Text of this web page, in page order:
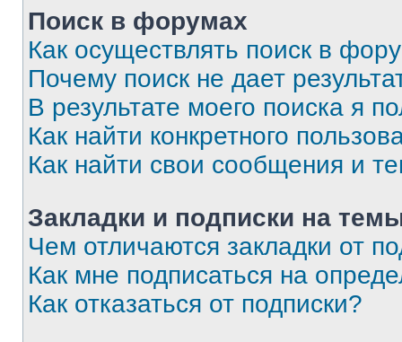
Поиск в форумах
Как осуществлять поиск в
Почему поиск не дает
В результате моего поиска я
Как найти конкретного
Как найти свои сообщения и
Закладки и подписки на
Чем отличаются закладки от
Как мне подписаться на
Как отказаться от подписки?